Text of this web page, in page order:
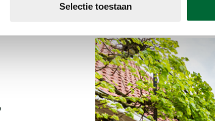
Selectie toestaan